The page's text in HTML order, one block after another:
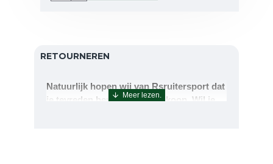
RETOURNEREN
Natuurlijk hopen wij van Rsruitersport dat
je tevreden bent met uw aankoop. Wil je